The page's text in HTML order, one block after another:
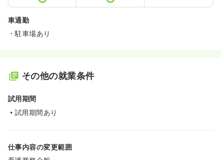
車通勤
・駐車場あり
その他の就業条件
試用期間
試用期間あり
仕事内容の変更範囲